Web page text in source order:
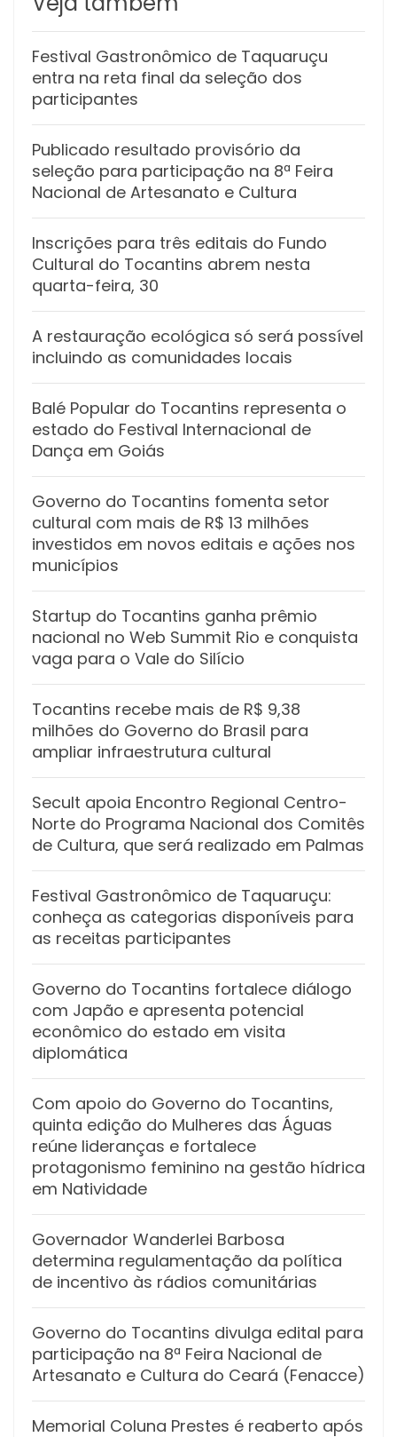
Festival Gastronômico de Taquaruçu
entra na reta final da seleção dos
participantes
Publicado resultado provisório da
seleção para participação na 8ª Feira
Nacional de Artesanato e Cultura
Inscrições para três editais do Fundo
Cultural do Tocantins abrem nesta
quarta-feira, 30
A restauração ecológica só será possível
incluindo as comunidades locais
Balé Popular do Tocantins representa o
estado do Festival Internacional de
Dança em Goiás
Governo do Tocantins fomenta setor
cultural com mais de R$ 13 milhões
investidos em novos editais e ações nos
municípios
Startup do Tocantins ganha prêmio
nacional no Web Summit Rio e conquista
vaga para o Vale do Silício
Tocantins recebe mais de R$ 9,38
milhões do Governo do Brasil para
ampliar infraestrutura cultural
Secult apoia Encontro Regional Centro-
Norte do Programa Nacional dos Comitês
de Cultura, que será realizado em Palmas
Festival Gastronômico de Taquaruçu:
conheça as categorias disponíveis para
as receitas participantes
Governo do Tocantins fortalece diálogo
com Japão e apresenta potencial
econômico do estado em visita
diplomática
Com apoio do Governo do Tocantins,
quinta edição do Mulheres das Águas
reúne lideranças e fortalece
protagonismo feminino na gestão hídrica
em Natividade
Governador Wanderlei Barbosa
determina regulamentação da política
de incentivo às rádios comunitárias
Governo do Tocantins divulga edital para
participação na 8ª Feira Nacional de
Artesanato e Cultura do Ceará (Fenacce)
Memorial Coluna Prestes é reaberto após